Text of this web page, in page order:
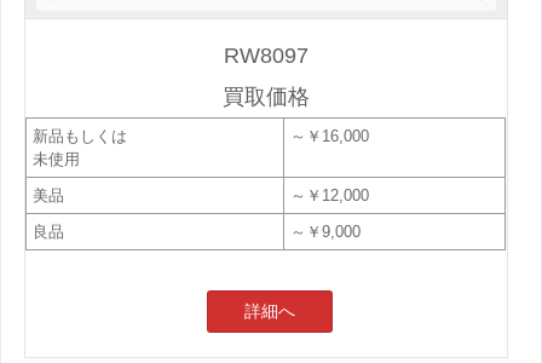
RW8097
買取価格
新品もしくは
未使用
～￥16,000
美品
～￥12,000
良品
～￥9,000
詳細へ